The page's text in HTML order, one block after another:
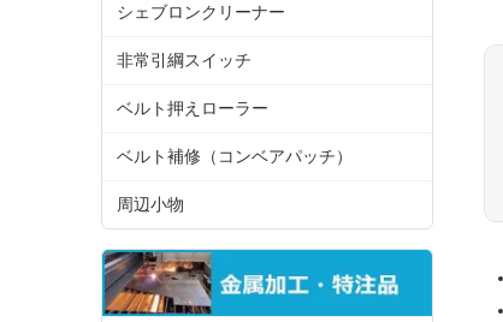
シェブロンクリーナー
非常引綱スイッチ
ベルト押えローラー
ベルト補修（コンベアパッチ）
周辺小物